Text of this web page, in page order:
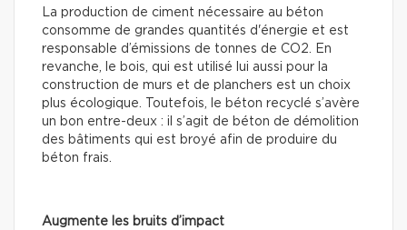
La production de ciment nécessaire au béton
consomme de grandes quantités d'énergie et est
responsable d’émissions de tonnes de CO2. En
revanche, le bois, qui est utilisé lui aussi pour la
construction de murs et de planchers est un choix
plus écologique. Toutefois, le béton recyclé s’avère
un bon entre-deux : il s’agit de béton de démolition
des bâtiments qui est broyé afin de produire du
béton frais.
Augmente les bruits d’impact